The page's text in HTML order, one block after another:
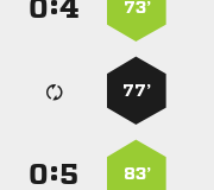
73’
:
77’
83’
: